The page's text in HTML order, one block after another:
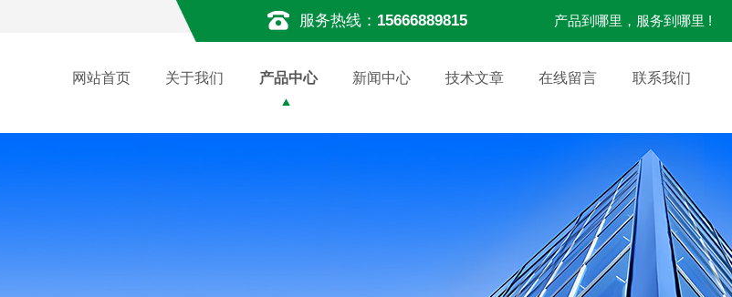
服务热线： 15666889815 产品到哪里，服务到哪里 !
网站首页 关于我们 产品中心 新闻中心 技术文章 在线留言 联系我们